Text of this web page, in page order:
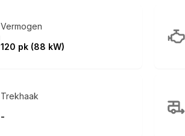
Vermogen
120 pk (88 kW)
Trekhaak
-